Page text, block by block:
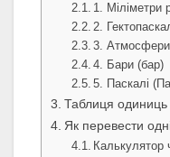
1. Міліметри
2.
3.
4. Бари (бар)
5. Паскалі
Таблиця
Як перевести